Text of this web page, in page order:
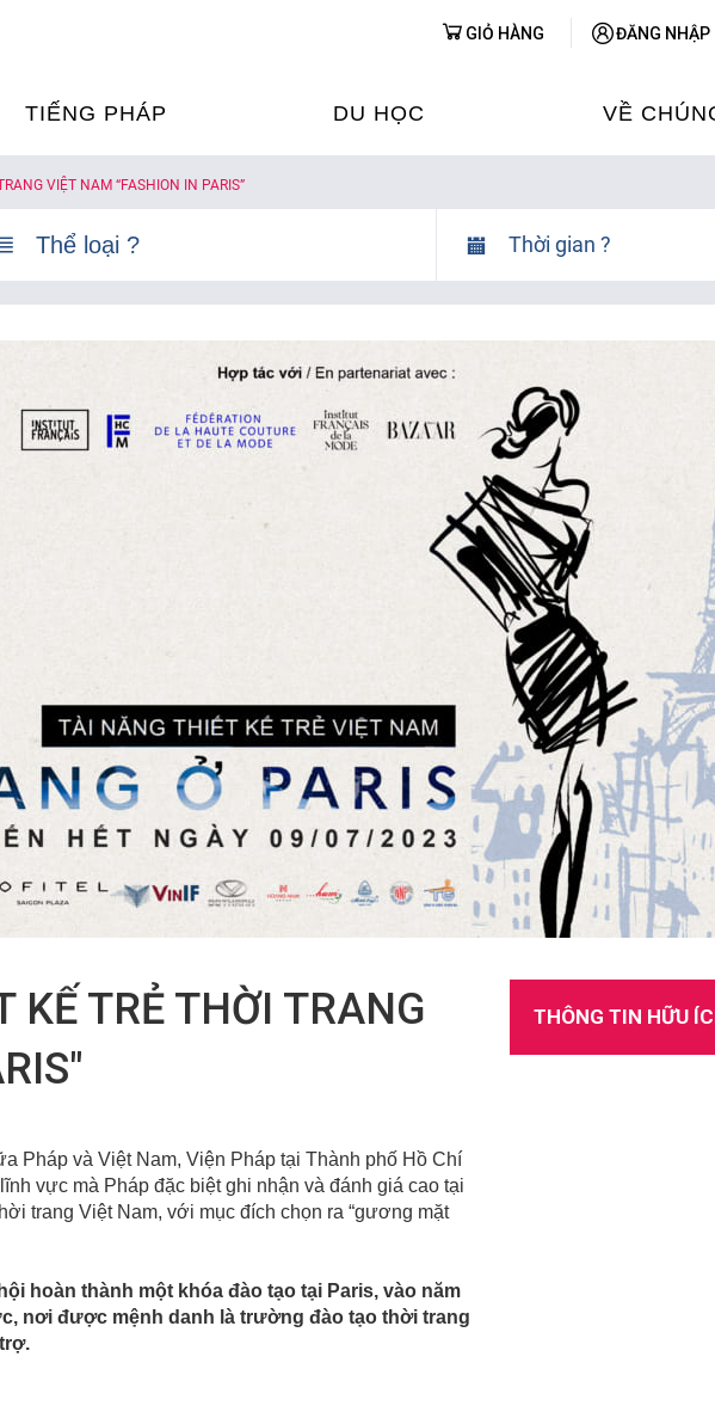
TIẾNG PHÁP
TIẾNG PHÁP
TIẾNG PHÁP NGAY TẠI
TIẾNG PHÁP
DU HỌC
FRANCE ALUMNI VIỆT NAM
VỀ
CHI NHÁNH: HUẾ
CHI NHÁNH: ĐÀ
CHI NHÁNH:
TUYỂN DỤNG
GIỎ HÀNG ĐĂNG NHẬP
VIỆT NAM “FASHION IN PARIS”
Thời gian ?
KẾ TRẺ THỜI TRANG
Pháp và Việt Nam, Viện Pháp tại Thành phố Hồ Chí
vực mà Pháp đặc biệt ghi nhận và đánh giá cao tại
trang Việt Nam, với mục đích chọn ra “gương mặt
hoàn thành một khóa đào tạo tại Paris, vào năm
nơi được mệnh danh là trường đào tạo thời trang
THÔNG TIN HỮU